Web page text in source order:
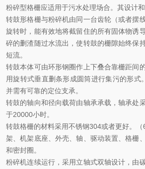
粉碎型格栅应适用于污水处理场合。其设计和
转鼓形格栅与粉碎机由同一台齿轮（或者摆
旋转时，能有效地将截留住的所有固体物诱
碎的删渣随过水流出，使转鼓的栅隙始终保
短流。
转鼓本体可由环形钢圈作上下叠合靠栅距间
用旋转式垂直删条形成圆筒进行集污的形式
并需有可靠的定位支承。
转鼓的轴向和径向载荷由轴承承载，轴承处
于20000小时。
转鼓格栅的材料采用不锈钢304或者更好。（
架、机架底座、外壳、轴、驱动装置、格栅
和密封圈。
粉碎机连续运行，采用立轴式双轴设计，由